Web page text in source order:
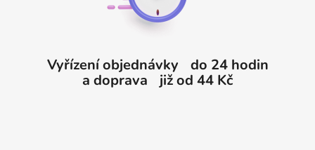
Vyřízení objednávky do 24 hodin
a doprava již od 44 Kč